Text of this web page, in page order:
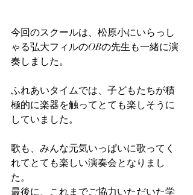
今回のスクールは、松原小にいらっし
ゃる弘大フィルのOBの先生も一緒に演
奏しました。
ふれあいタイムでは、子どもたちが積
極的に楽器を触ってとても楽しそうに
していました。
歌も、みんな元気いっぱいに歌ってく
れてとても楽しい演奏会となりまし
た。
最後に、これまでご協力いただいた学